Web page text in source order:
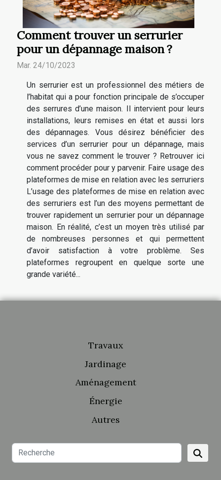
Comment trouver un serrurier
pour un dépannage maison ?
Mar. 24/10/2023
Un serrurier est un professionnel des métiers de
l’habitat qui a pour fonction principale de s’occuper
des serrures d’une maison. Il intervient pour leurs
installations, leurs remises en état et aussi lors
des dépannages. Vous désirez bénéficier des
services d’un serrurier pour un dépannage, mais
vous ne savez comment le trouver ? Retrouver ici
comment procéder pour y parvenir. Faire usage des
plateformes de mise en relation avec les serruriers
L’usage des plateformes de mise en relation avec
des serruriers est l’un des moyens permettant de
trouver rapidement un serrurier pour un dépannage
maison. En réalité, c’est un moyen très utilisé par
de nombreuses personnes et qui permettent
d’avoir satisfaction à votre problème. Ses
plateformes regroupent en quelque sorte une
grande variété...
Travaux
Jardinage
Aménagement
Énergie
Autres